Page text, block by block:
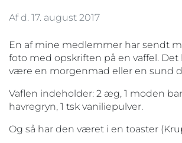
Af d. 17. august 2017
En af mine medlemmer har sendt
foto med opskriften på en vaffel. Det
være en morgenmad eller en sund
Vaflen indeholder: 2 æg, 1 moden
havregryn, 1 tsk vaniliepulver.
Og så har den været i en toaster